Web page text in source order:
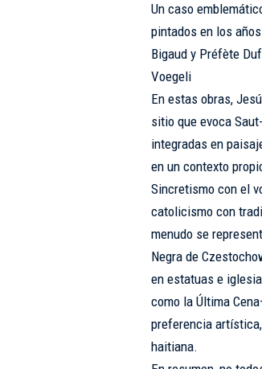
Un caso
pintados en los
Bigaud y Préfète
Voegeli
En estas obras,
sitio que evoca
integradas en
en un contexto
Sincretismo con el
catolicismo con
menudo se
Negra de
en estatuas e
como la Última
preferencia
haitiana.